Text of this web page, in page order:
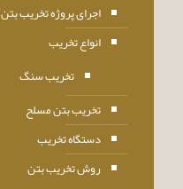
اجرای پروژه تخریب بتن
انواع تخریب
تخریب سنگ
تخریب بتن مسلح
دستگاه تخریب
روش تخریب بتن